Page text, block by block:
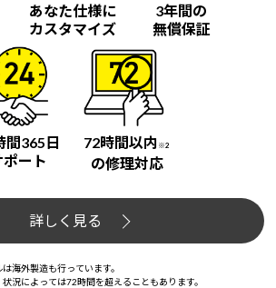
あなた仕様に
カスタマイズ
3年間の
無償保証
間365日
ポート
72時間以内 ※2
の修理対応
詳しく見る
海外製造も行っています。
況によっては72時間を超えることもあります。